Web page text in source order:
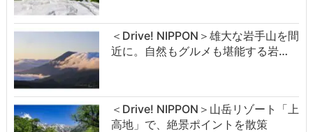
＜Drive! NIPPON＞雄大な岩手山を間
近に。自然もグルメも堪能する岩…
＜Drive! NIPPON＞山岳リゾート「上
高地」で、絶景ポイントを散策